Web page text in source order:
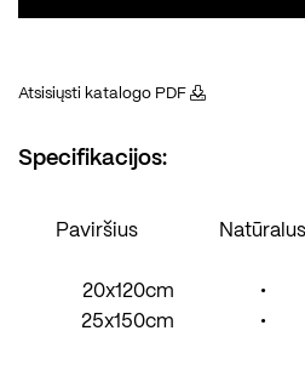
Atsisiųsti katalogo PDF
Specifikacijos:
Paviršius Natūralus
20x120cm
•
25x150cm
•